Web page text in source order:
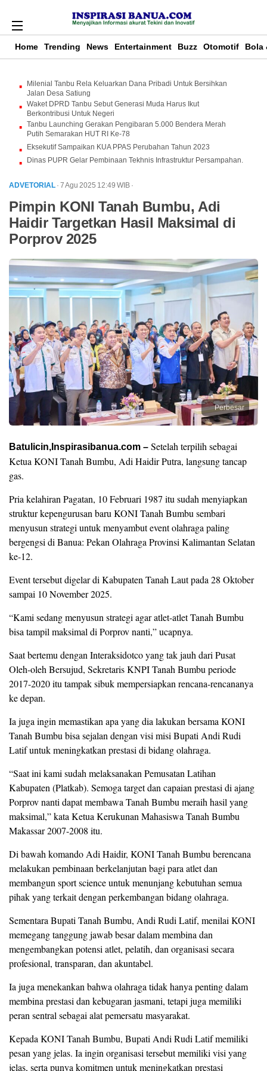
Home Trending News Entertainment Buzz Otomotif Bola
Milenial Tanbu Rela Keluarkan Dana Pribadi Untuk Bersihkan
Jalan Desa Satiung
Waket DPRD Tanbu Sebut Generasi Muda Harus Ikut
Berkontribusi Untuk Negeri
Tanbu Launching Gerakan Pengibaran 5.000 Bendera Merah
Putih Semarakan HUT RI Ke-78
Eksekutif Sampaikan KUA PPAS Perubahan Tahun 2023
Dinas PUPR Gelar Pembinaan Tekhnis Infrastruktur Persampahan.
ADVETORIAL · 7 Agu 2025 12:49 WIB ·
Pimpin KONI Tanah Bumbu, Adi
Haidir Targetkan Hasil Maksimal di
Porprov 2025
Perbesar
Batulicin,Inspirasibanua.com – Setelah terpilih sebagai
Ketua KONI Tanah Bumbu, Adi Haidir Putra, langsung tancap
gas.
Pria kelahiran Pagatan, 10 Februari 1987 itu sudah menyiapkan
struktur kepengurusan baru KONI Tanah Bumbu sembari
menyusun strategi untuk menyambut event olahraga paling
bergengsi di Banua: Pekan Olahraga Provinsi Kalimantan Selatan
ke-12.
Event tersebut digelar di Kabupaten Tanah Laut pada 28 Oktober
sampai 10 November 2025.
“Kami sedang menyusun strategi agar atlet-atlet Tanah Bumbu
bisa tampil maksimal di Porprov nanti,” ucapnya.
Saat bertemu dengan Interaksidotco yang tak jauh dari Pusat
Oleh-oleh Bersujud, Sekretaris KNPI Tanah Bumbu periode
2017-2020 itu tampak sibuk mempersiapkan rencana-rencananya
ke depan.
Ia juga ingin memastikan apa yang dia lakukan bersama KONI
Tanah Bumbu bisa sejalan dengan visi misi Bupati Andi Rudi
Latif untuk meningkatkan prestasi di bidang olahraga.
“Saat ini kami sudah melaksanakan Pemusatan Latihan
Kabupaten (Platkab). Semoga target dan capaian prestasi di ajang
Porprov nanti dapat membawa Tanah Bumbu meraih hasil yang
maksimal,” kata Ketua Kerukunan Mahasiswa Tanah Bumbu
Makassar 2007-2008 itu.
Di bawah komando Adi Haidir, KONI Tanah Bumbu berencana
melakukan pembinaan berkelanjutan bagi para atlet dan
membangun sport science untuk menunjang kebutuhan semua
pihak yang terkait dengan perkembangan bidang olahraga.
Sementara Bupati Tanah Bumbu, Andi Rudi Latif, menilai KONI
memegang tanggung jawab besar dalam membina dan
mengembangkan potensi atlet, pelatih, dan organisasi secara
profesional, transparan, dan akuntabel.
Ia juga menekankan bahwa olahraga tidak hanya penting dalam
membina prestasi dan kebugaran jasmani, tetapi juga memiliki
peran sentral sebagai alat pemersatu masyarakat.
Kepada KONI Tanah Bumbu, Bupati Andi Rudi Latif memiliki
pesan yang jelas. Ia ingin organisasi tersebut memiliki visi yang
jelas, serta punya komitmen untuk meningkatkan prestasi